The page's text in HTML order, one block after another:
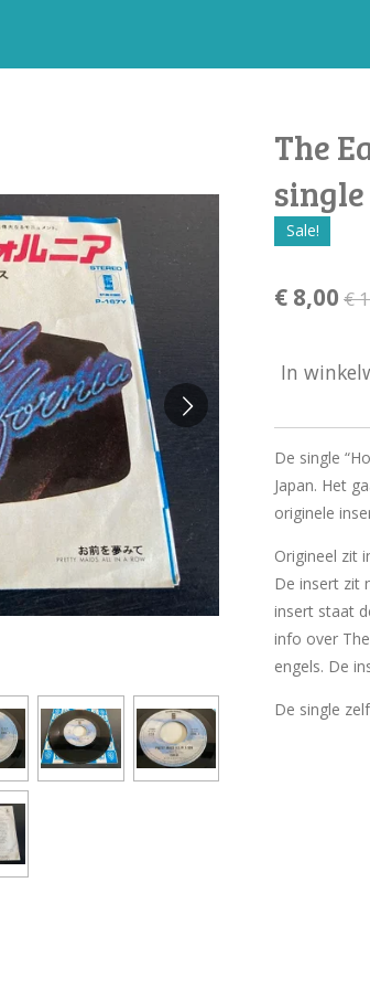
The
Sale!
€ 8,00 €
In
De single
Japan. Het
originele
Origineel zit
De insert zit
insert staat
info over
engels. De
De single